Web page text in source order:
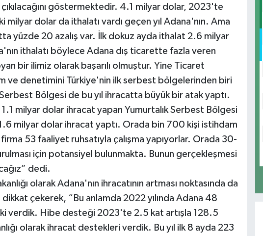
göstermektedir. 4.1 milyar dolar, 2023'te
dolar da ithalatı vardı geçen yıl Adana'nın. Ama
yüzde 20 azalış var. İlk dokuz ayda ithalat 2.6 milyar
ithalatı böylece Adana dış ticarette fazla veren
bir ilimiz olarak başarılı olmuştur. Yine Ticaret
ve denetimini Türkiye'nin ilk serbest bölgelerinden biri
Bölgesi de bu yıl ihracatta büyük bir atak yaptı.
1.1 milyar dolar ihracat yapan Yumurtalık Serbest Bölgesi
1.6 milyar dolar ihracat yaptı. Orada bin 700 kişi istihdam
53 faaliyet ruhsatıyla çalışma yapıyorlar. Orada 30-
için potansiyel bulunmakta. Bunun gerçekleşmesi
dedi.
olarak Adana'nın ihracatının artması noktasında da
dikkat çekerek, “Bu anlamda 2022 yılında Adana 48
verdik. Hibe desteği 2023'te 2.5 kat artışla 128.5
olarak ihracat destekleri verdik. Bu yıl ilk 8 ayda 223